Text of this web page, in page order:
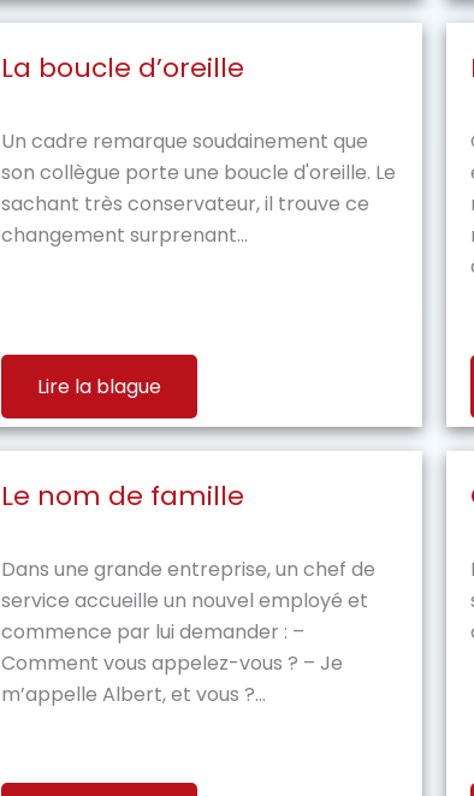
La boucle d’oreille
Un cadre remarque soudainement que
son collègue porte une boucle d'oreille. Le
sachant très conservateur, il trouve ce
changement surprenant...
Lire la blague
Le nom de famille
Dans une grande entreprise, un chef de
service accueille un nouvel employé et
commence par lui demander : –
Comment vous appelez-vous ? – Je
m’appelle Albert, et vous ?...